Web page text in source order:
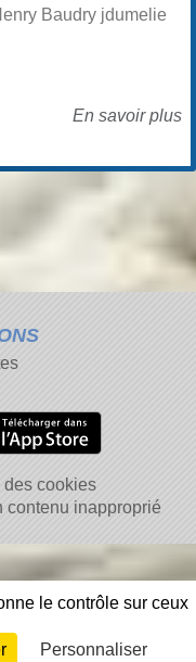
Baudry jdumelie
En savoir plus
des cookies
contenu inapproprié
Connexion
le contrôle sur ceux
Personnaliser